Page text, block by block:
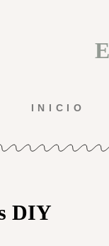
INICIO
DIY